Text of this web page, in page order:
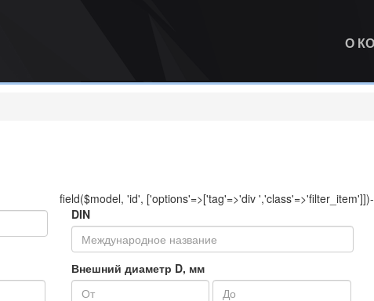
О
field($model, 'id', ['options'=>['tag'=>'div
DIN
Внешний диаметр D, мм